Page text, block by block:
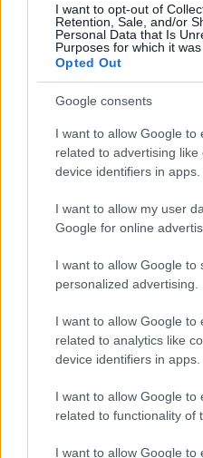
I want to opt-out of
Retention, Sale, and/or
Personal Data that Is
Purposes for which it was
Opted Out
Google consents
I want to allow Google to
related to advertising
device identifiers in apps.
I want to allow my user
Google for online
I want to allow Google to
personalized advertising.
I want to allow Google to
related to analytics like
device identifiers in apps.
I want to allow Google to
related to functionality of
I want to allow Google to
Taktika Logikai
Taktika néven futó
Plastolus által gyártott
bemutatni, ami rendkívül
lényege? A Taktikát két